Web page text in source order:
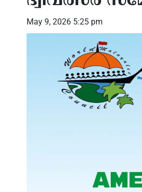
May 9, 2026 5:25 pm